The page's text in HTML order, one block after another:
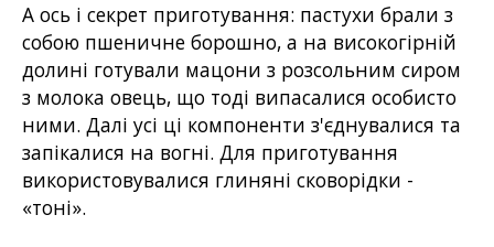
А ось і секрет приготування: пастухи брали з
собою пшеничне борошно, а на високогірній
долині готували мацони з розсольним сиром
з молока овець, що тоді випасалися особисто
ними. Далі усі ці компоненти з'єднувалися та
запікалися на вогні. Для приготування
використовувалися глиняні сковорідки -
«тоні».